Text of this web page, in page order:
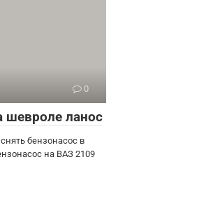
0
шевроле ланос
бензонасос в
на ВАЗ 2109